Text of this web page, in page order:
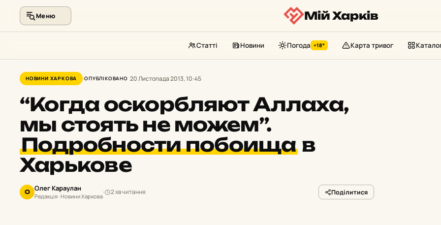
контенту
Меню Мій Харків
Статті Новини Погода +18° Карта тривог
НОВИНИ ХАРКОВА ОПУБЛІКОВАНО 20 Листопада 2013, 10:45
“Когда оскорбляют Аллаха,
мы стоять не можем”.
Подробности побоищав
Харькове
О Олег Караулан
Редакція · Новини Харкова
2 хв читання Поділитися